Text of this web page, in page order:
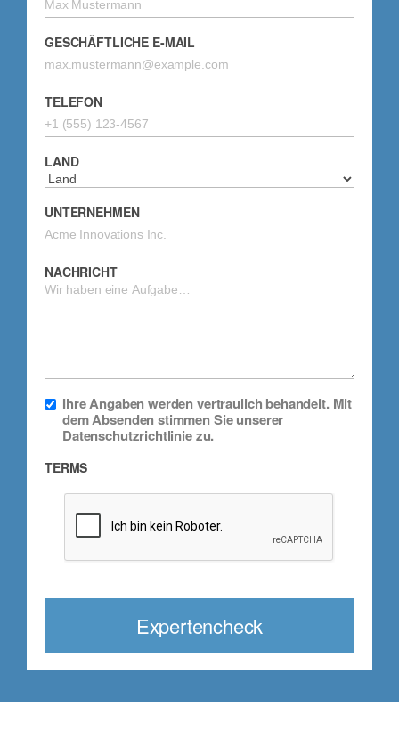
GESCHÄFTLICHE E-MAIL
TELEFON
LAND
UNTERNEHMEN
NACHRICHT
Ihre Angaben werden vertraulich behandelt. Mit
dem Absenden stimmen Sie unserer
Datenschutzrichtlinie zu.
TERMS
Expertencheck